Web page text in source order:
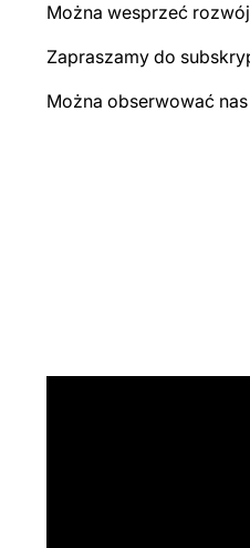
Można wesprzeć
Zapraszamy do
Można obserwować